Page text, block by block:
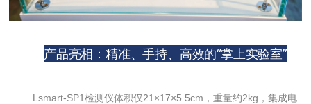
产品亮相：精准、手持、高效的“掌上实验室”
Lsmart-SP1检测仪体积仅21×17×5.5cm，重量约2kg，集成电